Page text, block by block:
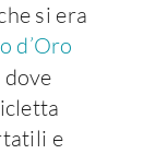
si era
d’Oro
dove
e